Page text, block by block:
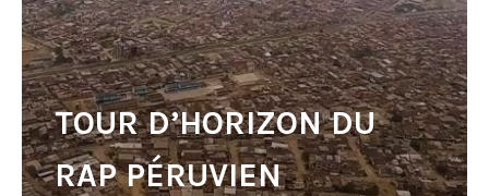
TOUR D’HORIZON DU
RAP PÉRUVIEN